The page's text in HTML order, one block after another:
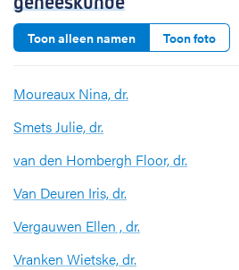
Toon alleen namen Toon foto
Moureaux Nina, dr.
Smets Julie, dr.
van den Hombergh Floor, dr.
Van Deuren Iris, dr.
Vergauwen Ellen , dr.
Vranken Wietske, dr.